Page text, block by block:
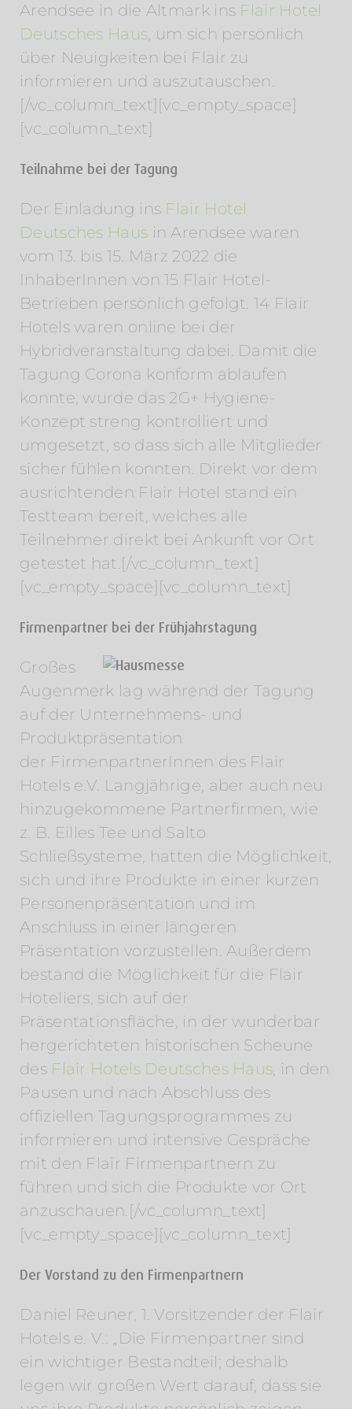
Arendsee in die Altmark ins Flair Hotel
Deutsches Haus, um sich persönlich
über Neuigkeiten bei Flair zu
informieren und auszutauschen.
[/vc_column_text][vc_empty_space]
[vc_column_text]
Teilnahme bei der Tagung
Der Einladung ins Flair Hotel
Deutsches Haus in Arendsee waren
vom 13. bis 15. März 2022 die
InhaberInnen von 15 Flair Hotel-
Betrieben persönlich gefolgt. 14 Flair
Hotels waren online bei der
Hybridveranstaltung dabei. Damit die
Tagung Corona konform ablaufen
konnte, wurde das 2G+ Hygiene-
Konzept streng kontrolliert und
umgesetzt, so dass sich alle Mitglieder
sicher fühlen konnten. Direkt vor dem
ausrichtenden Flair Hotel stand ein
Testteam bereit, welches alle
Teilnehmer direkt bei Ankunft vor Ort
getestet hat.[/vc_column_text]
[vc_empty_space][vc_column_text]
Firmenpartner bei der Frühjahrstagung
Großes
Augenmerk lag während der Tagung
auf der Unternehmens- und
Produktpräsentation
der FirmenpartnerInnen des Flair
Hotels e.V. Langjährige, aber auch neu
hinzugekommene Partnerfirmen, wie
z. B. Eilles Tee und Salto
Schließsysteme, hatten die Möglichkeit,
sich und ihre Produkte in einer kurzen
Personenpräsentation und im
Anschluss in einer längeren
Präsentation vorzustellen. Außerdem
bestand die Möglichkeit für die Flair
Hoteliers, sich auf der
Präsentationsfläche, in der wunderbar
hergerichteten historischen Scheune
des Flair Hotels Deutsches Haus, in den
Pausen und nach Abschluss des
offiziellen Tagungsprogrammes zu
informieren und intensive Gespräche
mit den Flair Firmenpartnern zu
führen und sich die Produkte vor Ort
anzuschauen.[/vc_column_text]
[vc_empty_space][vc_column_text]
Der Vorstand zu den Firmenpartnern
Daniel Reuner, 1. Vorsitzender der Flair
Hotels e. V.: „Die Firmenpartner sind
ein wichtiger Bestandteil; deshalb
legen wir großen Wert darauf, dass sie